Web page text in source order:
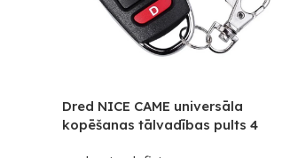
Dred NICE CAME universāla
kopēšanas tālvadības pults 4